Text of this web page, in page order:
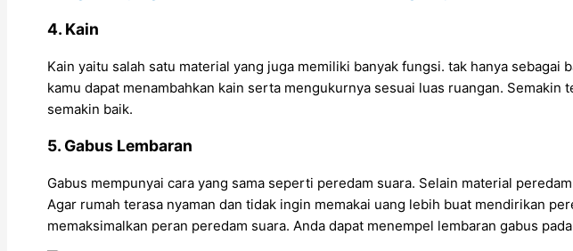
4. Kain
Kain yaitu salah satu material yang juga memiliki banyak fungsi. tak hanya
kamu dapat menambahkan kain serta mengukurnya sesuai luas ruangan.
semakin baik.
5. Gabus Lembaran
Gabus mempunyai cara yang sama seperti peredam suara. Selain material
Agar rumah terasa nyaman dan tidak ingin memakai uang lebih buat mendirikan
memaksimalkan peran peredam suara. Anda dapat menempel lembaran gabus